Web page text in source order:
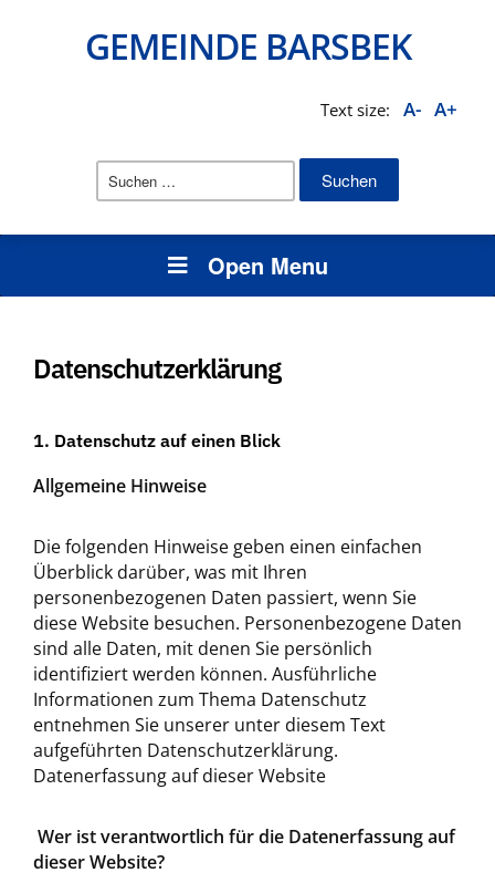
GEMEINDE BARSBEK
Text size: A- A+
Suchen
Open Menu
Datenschutzerklärung
1. Datenschutz auf einen Blick
Allgemeine Hinweise
Die folgenden Hinweise geben einen einfachen
Überblick darüber, was mit Ihren
personenbezogenen Daten passiert, wenn Sie
diese Website besuchen. Personenbezogene Daten
sind alle Daten, mit denen Sie persönlich
identifiziert werden können. Ausführliche
Informationen zum Thema Datenschutz
entnehmen Sie unserer unter diesem Text
aufgeführten Datenschutzerklärung.
Datenerfassung auf dieser Website
Wer ist verantwortlich für die Datenerfassung auf
dieser Website?